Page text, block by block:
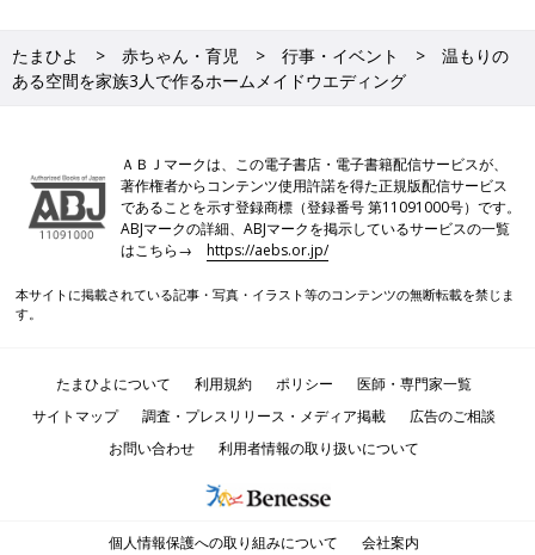
たまひよ 赤ちゃん・育児 行事・イベント
温もりの
ある空間を家族3人で作るホームメイドウエディング
ＡＢＪマークは、この電子書店・電子書籍配信サービスが、
著作権者からコンテンツ使用許諾を得た正規版配信サービス
であることを示す登録商標（登録番号 第11091000号）です。
ABJマークの詳細、ABJマークを掲示しているサービスの一覧
はこちら→https://aebs.or.jp/
本サイトに掲載されている記事・写真・イラスト等のコンテンツの無断転載を禁じま
す。
たまひよについて 利用規約 ポリシー
医師・専門家一覧
サイトマップ
調査・プレスリリース・メディア掲載
広告のご相談
お問い合わせ
利用者情報の取り扱いについて
個人情報保護への取り組みについて 会社案内